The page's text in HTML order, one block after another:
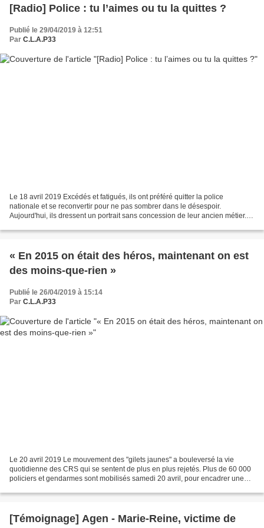
[Radio] Police : tu l’aimes ou tu la quittes ?
Publié le 29/04/2019 à 12:51
Par C.L.A.P33
Le 18 avril 2019 Excédés et fatigués, ils ont préféré quitter la police
nationale et se reconvertir pour ne pas sombrer dans le désespoir.
Aujourd'hui, ils dressent un portrait sans concession de leur ancien métier.
« En 2015 on était des héros, maintenant on est
des moins-que-rien »
Publié le 26/04/2019 à 15:14
Par C.L.A.P33
Le 20 avril 2019 Le mouvement des "gilets jaunes" a bouleversé la vie
quotidienne des CRS qui se sentent de plus en plus rejetés. Plus de 60 000
policiers et gendarmes sont mobilisés samedi 20 avril, pour encadrer une
[Témoignage] Agen - Marie-Reine, victime de